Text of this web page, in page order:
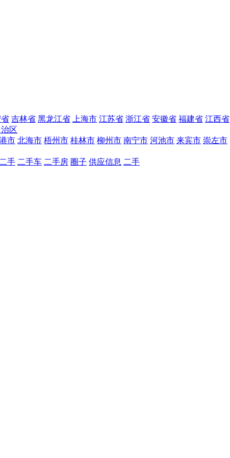
吉林省 黑龙江省 上海市 江苏省 浙江省 安徽省 福建省 江西省
区
市 北海市 梧州市 桂林市 柳州市 南宁市 河池市 来宾市 崇左市
手 二手车 二手房 圈子 供应信息 二手